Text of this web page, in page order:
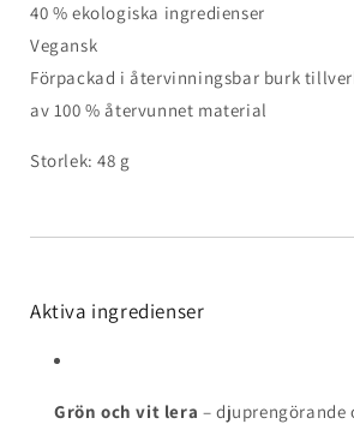
40 % ekologiska ingredienser
Vegansk
Förpackad i återvinningsbar burk
av 100 % återvunnet material
Storlek: 48 g
Aktiva ingredienser
Grön och vit lera – djuprengörande